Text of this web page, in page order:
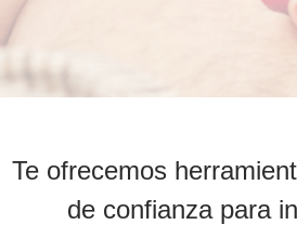
Te ofrecemos
de confianza para